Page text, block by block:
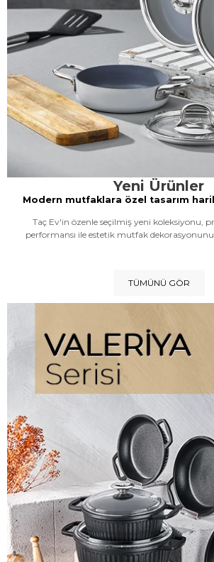
Yeni Ürünler
Modern mutfaklara özel tasarım
Taç Ev'in özenle seçilmiş yeni koleksiyonu,
performansı ile estetik mutfak
TÜMÜNÜ GÖR